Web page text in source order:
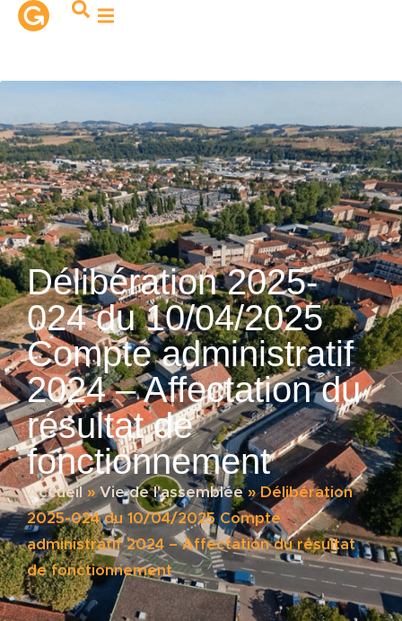
principal
Délibération 2025-
024 du 10/04/2025
Compte administratif
2024 – Affectation du
résultat de
fonctionnement
Accueil »Vie de l'assemblée»Délibération
2025-024 du 10/04/2025 Compte
administratif 2024 – Affectation du résultat
de fonctionnement